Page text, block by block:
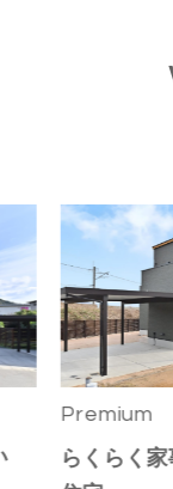
Premium
らくらく家事×デ